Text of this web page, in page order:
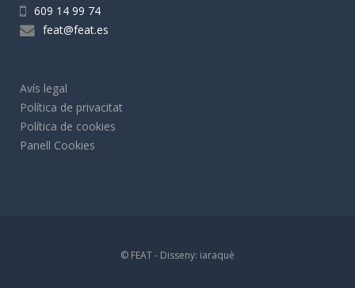
609 14 99 74
feat@feat.es
Avís legal
Política de privacitat
Política de cookies
Panell Cookies
© FEAT - Disseny: iaraquè